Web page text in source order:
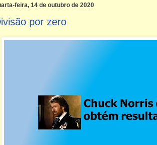
feira, 14 de outubro de 2020
por zero